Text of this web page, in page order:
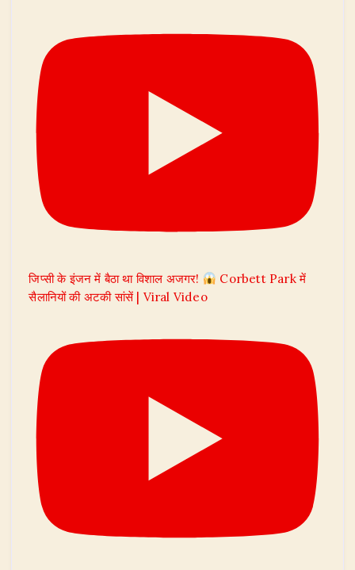
जिप्सी के इंजन में बैठा था विशाल अजगर!
Corbett Park में
सैलानियों की अटकी सांसें | Viral Video